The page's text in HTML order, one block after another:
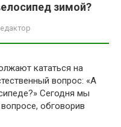
зимой?
кататься на
вопрос: «А
Сегодня мы
обговорив